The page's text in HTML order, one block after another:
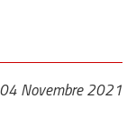
Novembre 2021